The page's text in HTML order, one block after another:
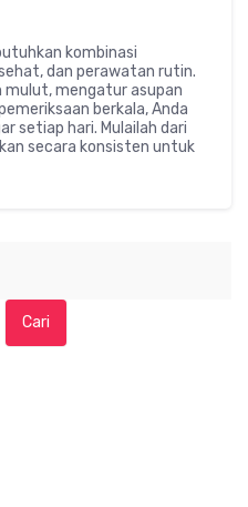
kombinasi
dan perawatan rutin.
mulut, mengatur asupan
berkala, Anda
setiap hari. Mulailah dari
secara konsisten untuk
Cari